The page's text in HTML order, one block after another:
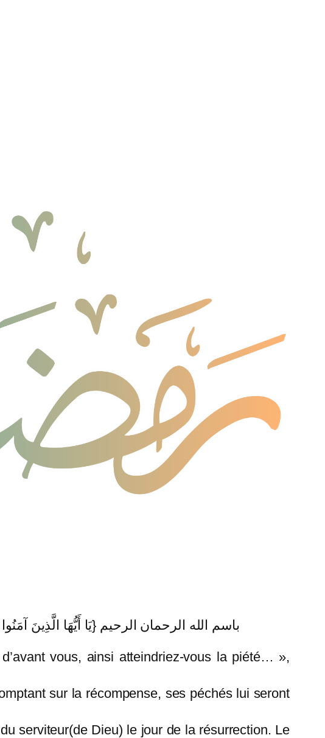
باسم الله الرحمان الرحيم {يَا أَيُّهَا الَّذِينَ
vous, ainsi atteindriez-vous la piété… »,
sur la récompense, ses péchés lui seront
serviteur(de Dieu) le jour de la résurrection. Le